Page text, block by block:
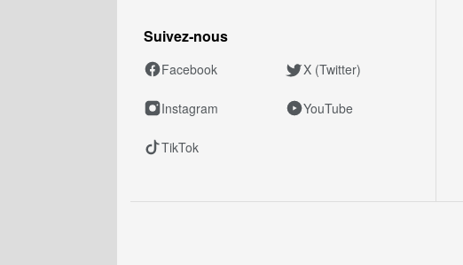
Suivez‑nous
Facebook X (Twitter)
Instagram YouTube
TikTok